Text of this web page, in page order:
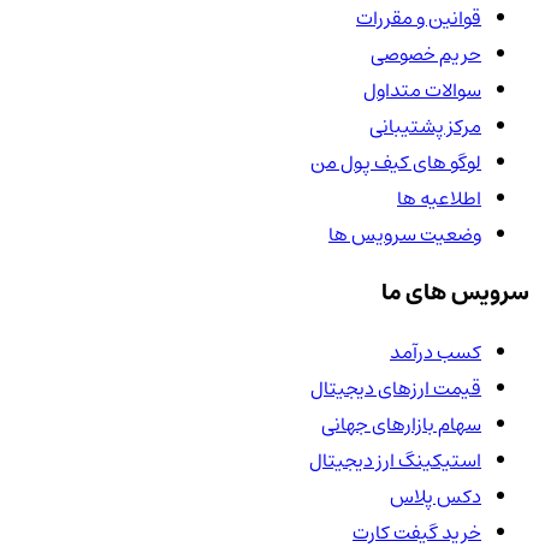
قوانین و مقررات
حریم خصوصی
سوالات متداول
مرکز پشتیبانی
لوگو های کیف پول من
اطلاعیه ها
وضعیت سرویس ها
سرویس های ما
کسب درآمد
قیمت ارزهای دیجیتال
سهام بازارهای جهانی
استیکینگ ارز دیجیتال
دکس پلاس
خرید گیفت کارت